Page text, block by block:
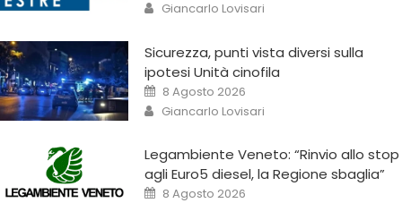
Giancarlo Lovisari
Sicurezza, punti vista diversi sulla
ipotesi Unità cinofila
8 Agosto 2026
Giancarlo Lovisari
Legambiente Veneto: “Rinvio allo stop
agli Euro5 diesel, la Regione sbaglia”
8 Agosto 2026